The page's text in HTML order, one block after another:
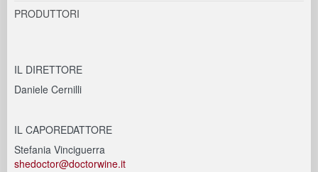
PRODUTTORI
IL DIRETTORE
Daniele Cernilli
IL CAPOREDATTORE
Stefania Vinciguerra
shedoctor@doctorwine.it